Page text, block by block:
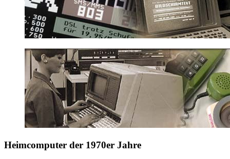
Heimcomputer der 1970er Jahre